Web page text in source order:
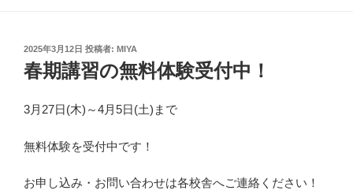
投
稿
日:
2025年3月12日 投稿者: MIYA
春期講習の無料体験受付中！
3月27日(木)～4月5日(土)まで
無料体験を受付中です！
お申し込み・お問い合わせは各校舎へご連絡ください！